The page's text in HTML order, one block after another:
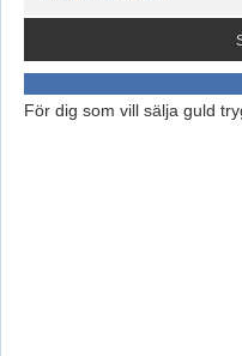
För dig som vill sälja guld